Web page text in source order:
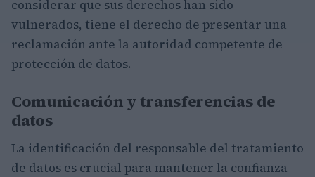
considerar que sus derechos han sido
vulnerados, tiene el derecho de presentar una
reclamación ante la autoridad competente de
protección de datos.
Comunicación y transferencias de
datos
La identificación del responsable del tratamiento
de datos es crucial para mantener la confianza